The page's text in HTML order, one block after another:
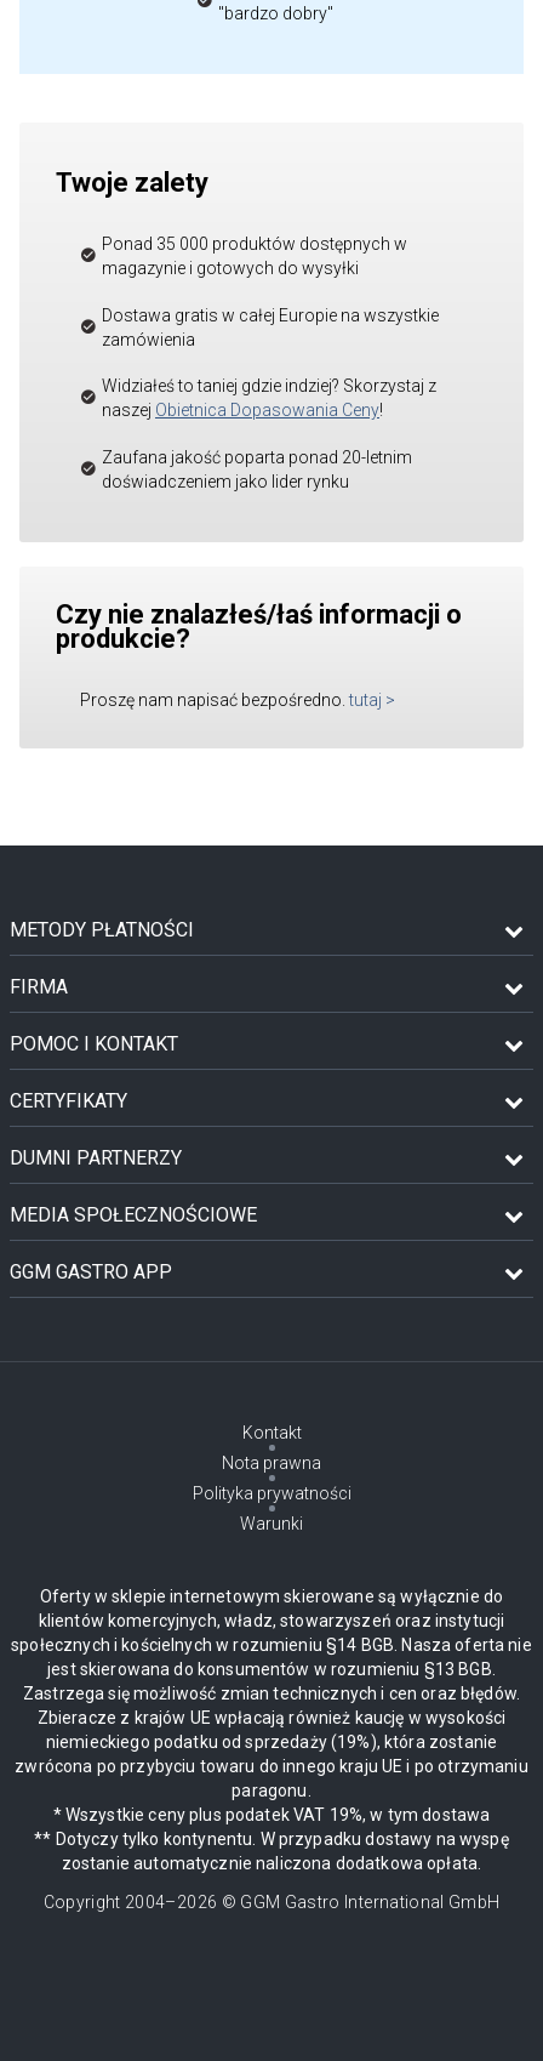
"bardzo dobry"
Twoje zalety
Ponad 35 000 produktów dostępnych w
magazynie i gotowych do wysyłki
Dostawa gratis w całej Europie na wszystkie
zamówienia
Widziałeś to taniej gdzie indziej? Skorzystaj z
naszej Obietnica Dopasowania Ceny!
Zaufana jakość poparta ponad 20-letnim
doświadczeniem jako lider rynku
Czy nie znalazłeś/łaś informacji o
produkcie?
Proszę nam napisać bezpośredno. tutaj >
METODY PŁATNOŚCI
FIRMA
POMOC I KONTAKT
CERTYFIKATY
DUMNI PARTNERZY
MEDIA SPOŁECZNOŚCIOWE
GGM GASTRO APP
Kontakt
Nota prawna
Polityka prywatności
Warunki
Oferty w sklepie internetowym skierowane są wyłącznie do
klientów komercyjnych, władz, stowarzyszeń oraz instytucji
społecznych i kościelnych w rozumieniu §14 BGB. Nasza oferta nie
jest skierowana do konsumentów w rozumieniu §13 BGB.
Zastrzega się możliwość zmian technicznych i cen oraz błędów.
Zbieracze z krajów UE wpłacają również kaucję w wysokości
niemieckiego podatku od sprzedaży (19%), która zostanie
zwrócona po przybyciu towaru do innego kraju UE i po otrzymaniu
paragonu.
* Wszystkie ceny plus podatek VAT 19%, w tym dostawa
** Dotyczy tylko kontynentu. W przypadku dostawy na wyspę
zostanie automatycznie naliczona dodatkowa opłata.
Copyright 2004–2026 © GGM Gastro International GmbH